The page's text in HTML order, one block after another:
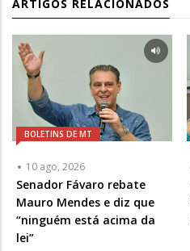
ARTIGOS RELACIONADOS
BOLETINS DE MT
10 ago, 2026
Senador Fávaro rebate
Mauro Mendes e diz que
“ninguém está acima da
lei”